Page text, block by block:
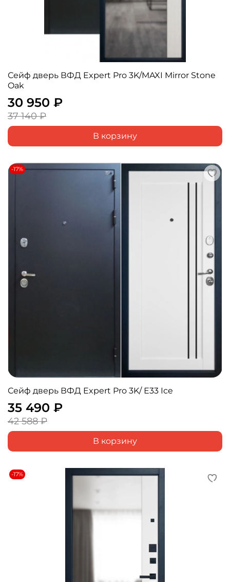
Сейф дверь ВФД Expert Pro 3K/MAXI Mirror Stone
Oak
30 950 ₽
37 140 ₽
В корзину
-17%
Сейф дверь ВФД Expert Pro 3K/ Е33 Ice
35 490 ₽
42 588 ₽
В корзину
-17%